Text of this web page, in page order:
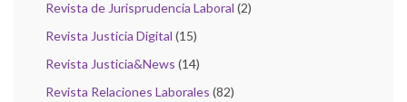
Revista de Jurisprudencia Laboral (2)
Revista Justicia Digital (15)
Revista Justicia&News (14)
Revista Relaciones Laborales (82)